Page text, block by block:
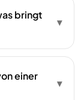
bringt
▾
einer
▾